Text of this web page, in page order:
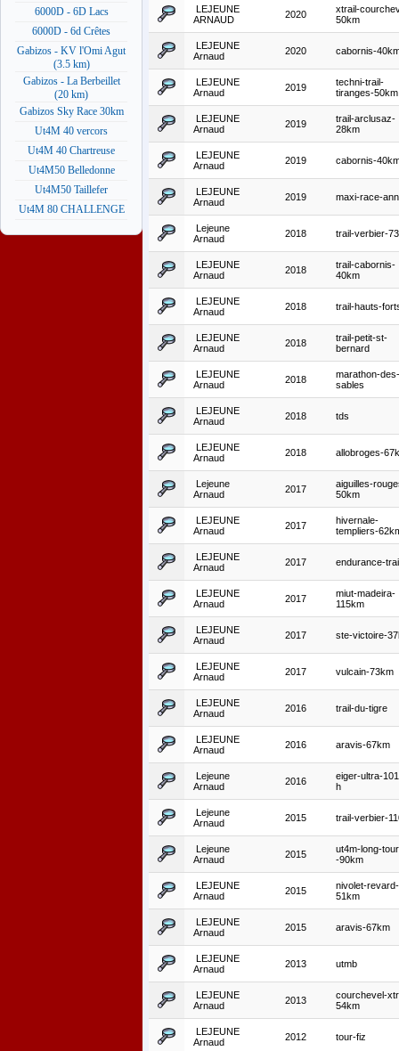
6000D - 6D Lacs
6000D - 6d Crêtes
Gabizos - KV l'Omi Agut
(3.5 km)
Gabizos - La Berbeillet
(20 km)
Gabizos Sky Race 30km
Ut4M 40 vercors
Ut4M 40 Chartreuse
Ut4M50 Belledonne
Ut4M50 Taillefer
Ut4M 80 CHALLENGE
LEJEUNE
ARNAUD
2020
xtrail-
50km
LEJEUNE
Arnaud
2020 cabornis-
LEJEUNE
Arnaud
2019
techni-trail-
tiranges-50km
LEJEUNE
Arnaud
2019
trail-arclusaz-
28km
LEJEUNE
Arnaud
2019 cabornis-
LEJEUNE
Arnaud
2019 maxi-race-
Lejeune
Arnaud
2018 trail-verbier-
LEJEUNE
Arnaud
2018
trail-cabornis-
40km
LEJEUNE
Arnaud
2018 trail-hauts-
LEJEUNE
Arnaud
2018
trail-petit-st-
bernard
LEJEUNE
Arnaud
2018
marathon-des-
sables
LEJEUNE
Arnaud
2018 tds
LEJEUNE
Arnaud
2018 allobroges-
Lejeune
Arnaud
2017
aiguilles-
50km
LEJEUNE
Arnaud
2017
hivernale-
templiers-
LEJEUNE
Arnaud
2017 endurance-
LEJEUNE
Arnaud
2017
miut-madeira-
115km
LEJEUNE
Arnaud
2017 ste-victoire-
LEJEUNE
Arnaud
2017 vulcain-73km
LEJEUNE
Arnaud
2016 trail-du-tigre
LEJEUNE
Arnaud
2016 aravis-67km
Lejeune
Arnaud
2016
eiger-ultra-
h
Lejeune
Arnaud
2015 trail-verbier-
Lejeune
Arnaud
2015
ut4m-long-
-90km
LEJEUNE
Arnaud
2015
nivolet-revard-
51km
LEJEUNE
Arnaud
2015 aravis-67km
LEJEUNE
Arnaud
2013 utmb
LEJEUNE
Arnaud
2013
courchevel-
54km
LEJEUNE
Arnaud
2012 tour-fiz